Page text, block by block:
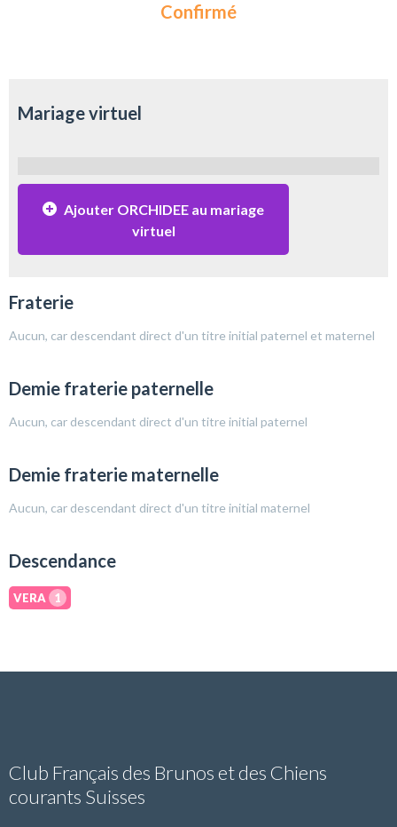
Confirmé
Mariage virtuel
Ajouter ORCHIDEE au mariage
virtuel
Fraterie
Aucun, car descendant direct d'un titre initial paternel et maternel
Demie fraterie paternelle
Aucun, car descendant direct d'un titre initial paternel
Demie fraterie maternelle
Aucun, car descendant direct d'un titre initial maternel
Descendance
VERA 1
Club Français des Brunos et des Chiens
courants Suisses